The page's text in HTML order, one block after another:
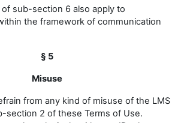
sub-section 6 also apply to
the framework of communication
§ 5
Misuse
from any kind of misuse of the LMS
section 2 of these Terms of Use.